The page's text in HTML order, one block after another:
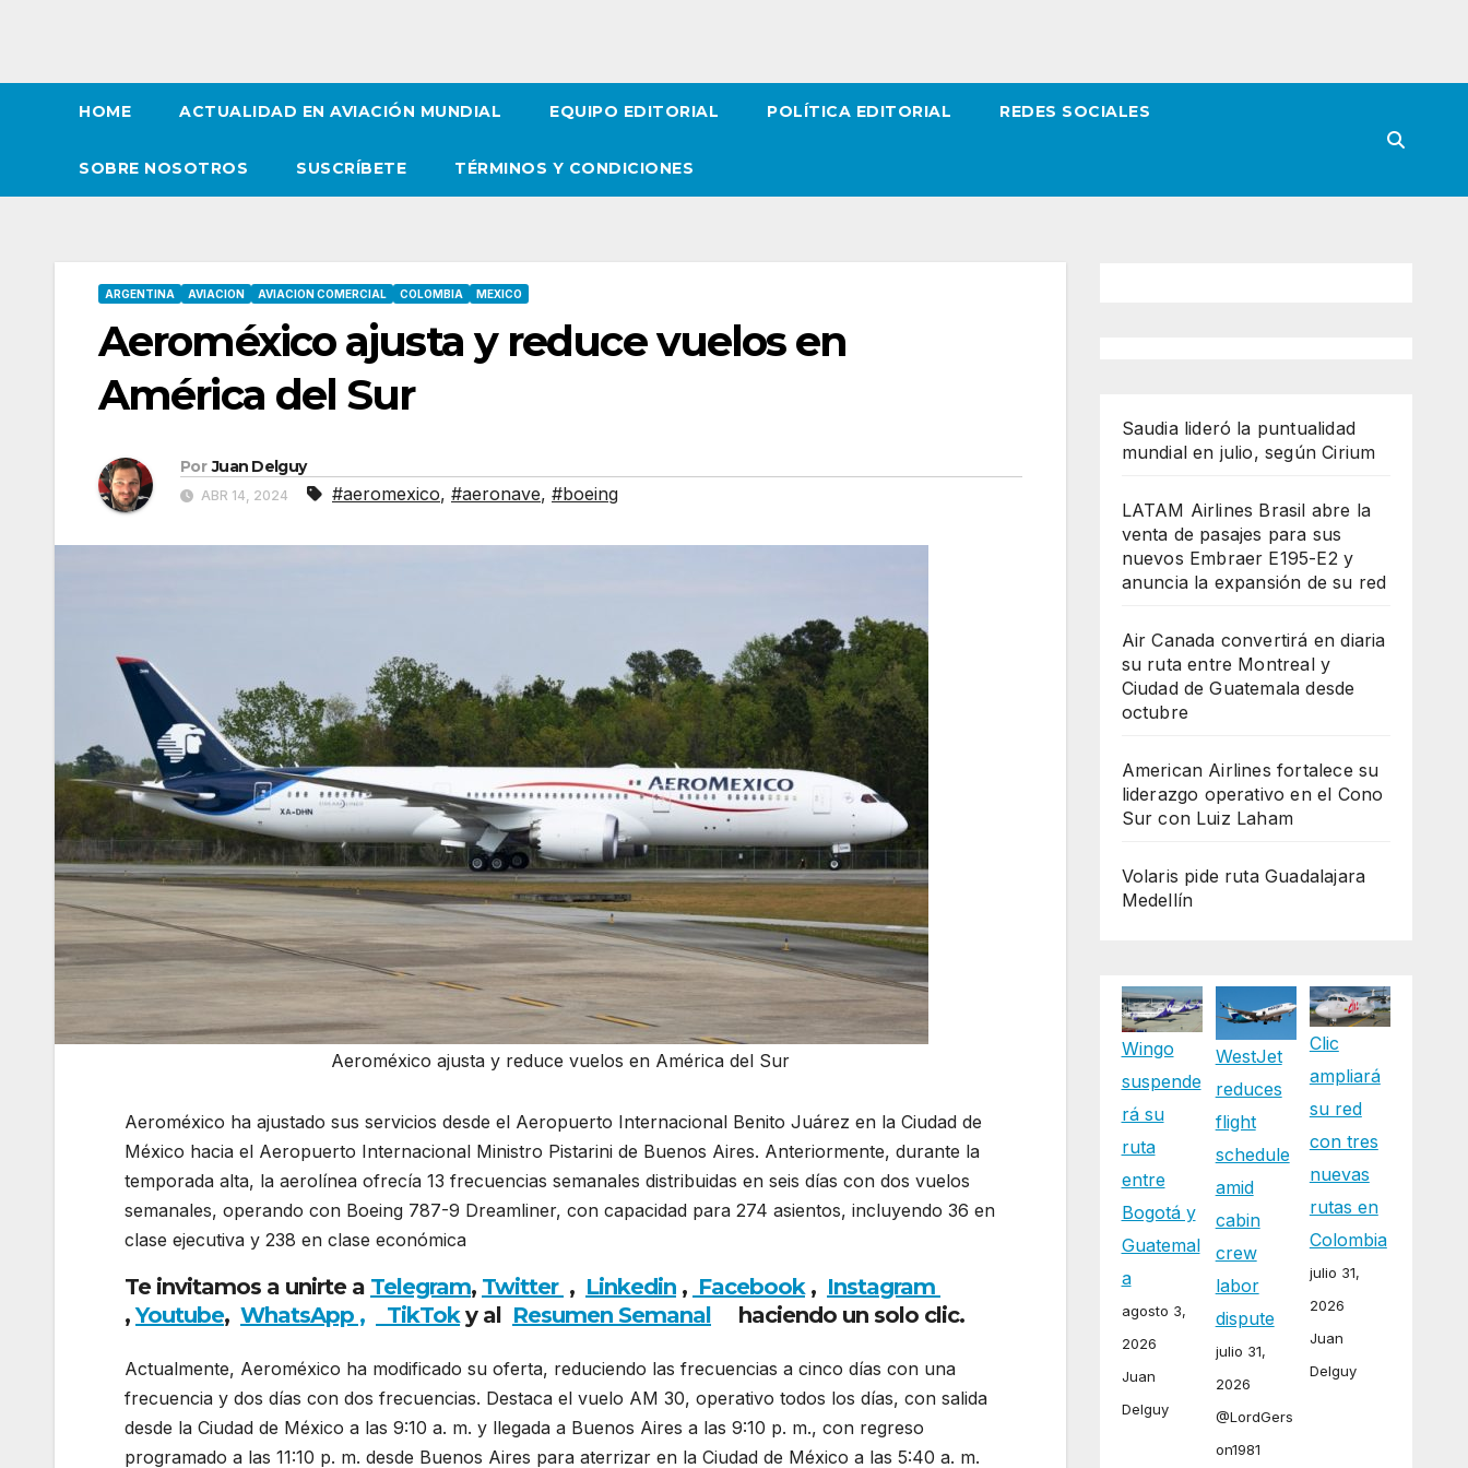
HOME ACTUALIDAD EN AVIACIÓN MUNDIAL EQUIPO EDITORIAL POLÍTICA EDITORIAL REDES SOCIALES
SOBRE NOSOTROS SUSCRÍBETE TÉRMINOS Y CONDICIONES
ARGENTINA AVIACION AVIACION COMERCIAL COLOMBIA MEXICO
Aeroméxico ajusta y reduce vuelos en
América del Sur
Por Juan Delguy
ABR 14, 2024 #aeromexico, #aeronave, #boeing
Aeroméxico ajusta y reduce vuelos en América del Sur
Aeroméxico ha ajustado sus servicios desde el Aeropuerto Internacional Benito Juárez en la Ciudad de
México hacia el Aeropuerto Internacional Ministro Pistarini de Buenos Aires. Anteriormente, durante la
temporada alta, la aerolínea ofrecía 13 frecuencias semanales distribuidas en seis días con dos vuelos
semanales, operando con Boeing 787-9 Dreamliner, con capacidad para 274 asientos, incluyendo 36 en
clase ejecutiva y 238 en clase económica
Te invitamos a unirte a Telegram, Twitter , Linkedin , Facebook, Instagram
,Youtube, WhatsApp , TikToky al Resumen Semanal haciendo un solo clic.
Actualmente, Aeroméxico ha modificado su oferta, reduciendo las frecuencias a cinco días con una
frecuencia y dos días con dos frecuencias. Destaca el vuelo AM 30, operativo todos los días, con salida
desde la Ciudad de México a las 9:10 a. m. y llegada a Buenos Aires a las 9:10 p. m., con regreso
programado a las 11:10 p. m. desde Buenos Aires para aterrizar en la Ciudad de México a las 5:40 a. m.
Saudia lideró la puntualidad
mundial en julio, según Cirium
LATAM Airlines Brasil abre la
venta de pasajes para sus
nuevos Embraer E195-E2 y
anuncia la expansión de su red
Air Canada convertirá en diaria
su ruta entre Montreal y
Ciudad de Guatemala desde
octubre
American Airlines fortalece su
liderazgo operativo en el Cono
Sur con Luiz Laham
Volaris pide ruta Guadalajara
Medellín
Wingo
suspende
rá su
ruta
entre
Bogotá y
Guatemal
a
agosto 3,
2026
Juan
Delguy
WestJet
reduces
flight
schedule
amid
cabin
crew
labor
dispute
julio 31,
2026
@LordGers
on1981
Clic
ampliará
su red
con tres
nuevas
rutas en
Colombia
julio 31,
2026
Juan
Delguy